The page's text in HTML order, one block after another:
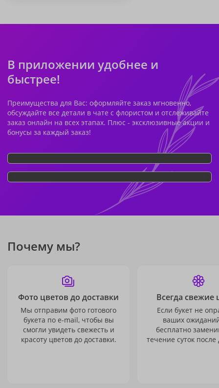
В приложении удобнее и
быстрее!
Преимущества для Вас: оформляйте заказ мгновенно,
обсуждайте все детали в чате с флористом и отслеживайте
заказ онлайн на всех этапах. Плюс - эксклюзивные акции и
бонусы за каждый заказ!
Почему мы?
Фото цветов до доставки
Мы отправим фото готового
букета по e-mail, чтобы вы
смогли увидеть свежесть и
красоту цветов до доставки.
Всегда свежие
Если букет не
ваших
бесплатно
течение суток после